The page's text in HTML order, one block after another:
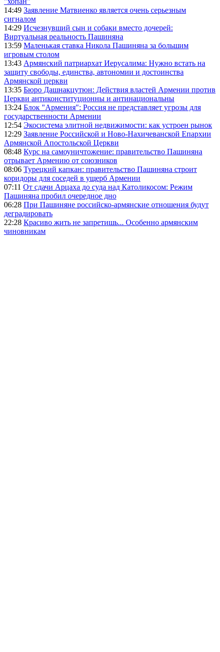
14:49 Заявление Матвиенко является очень серьезным
сигналом
14:29 Исчезнувший сын и собаки вместо дочерей:
Виртуальная реальность Пашиняна
13:59 Маленькая ставка Никола Пашиняна за большим
игровым столом
13:43 Армянский патриархат Иерусалима: Нужно встать на
защиту свободы, единства, автономии и достоинства
Армянской церкви
13:35 Бюро Дашнакцутюн: Действия властей Армении против
Церкви антиконституционны и антинациональны
13:24 Блок "Армения": Россия не представляет угрозы для
государственности Армении
12:54 Экосистема элитной недвижимости: как устроен рынок
12:29 Заявление Российской и Ново-Нахичеванской Епархии
Армянской Апостольской Церкви
08:48 Курс на самоуничтожение: правительство Пашиняна
отрывает Армению от союзников
08:06 Турецкий капкан: правительство Пашиняна строит
коридоры для соседей в ущерб Армении
07:11 От сдачи Арцаха до суда над Католикосом: Режим
Пашиняна пробил очередное дно
06:28 При Пашиняне российско-армянские отношения будут
деградировать
22:28 Красиво жить не запретишь... Особенно армянским
чиновникам